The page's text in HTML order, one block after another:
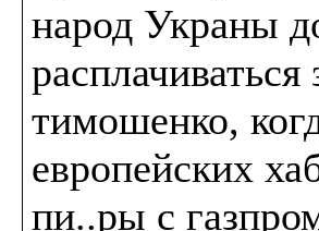
народ Украны
тимошенко,
европейских
пи..ры с